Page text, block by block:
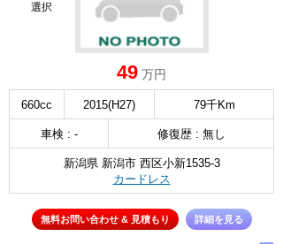
選択
49 万円
660cc 2015(H27) 79千Km
車検 : - 修復歴 : 無し
新潟県 新潟市 西区小新1535-3
カードレス
無料お問い合わせ & 見積もり 詳細を見る